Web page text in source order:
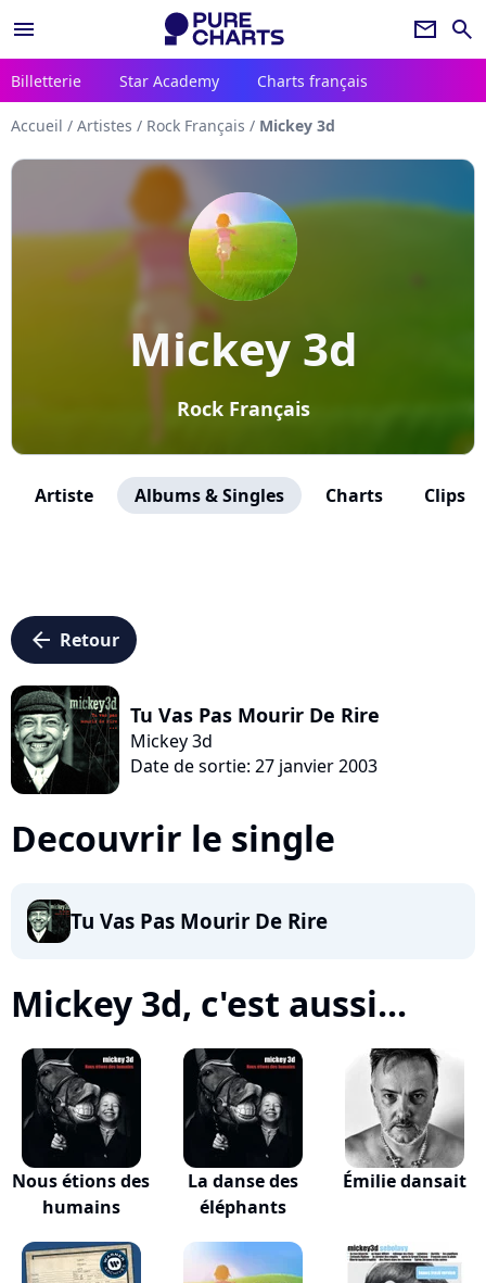
menu newsletter search
Billetterie Star Academy Charts français
Accueil / Artistes / Rock Français / Mickey 3d
Mickey 3d
Rock Français
Artiste Albums & Singles Charts Clips
arrow_left Retour
Tu Vas Pas Mourir De Rire
Mickey 3d
Date de sortie: 27 janvier 2003
Decouvrir le single
Tu Vas Pas Mourir De Rire
Mickey 3d, c'est aussi...
Nous étions des
humains
La danse des
éléphants
Émilie dansait